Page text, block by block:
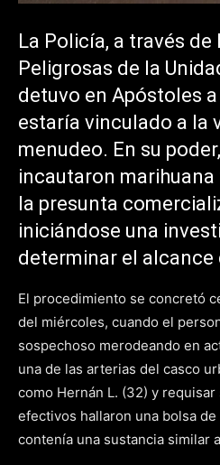
La Policía, a través de
Peligrosas de la
detuvo en Apóstoles
estaría vinculado a la
menudeo. En su
incautaron
la presunta
iniciándose una
determinar el alcance
El procedimiento se concretó
del miércoles, cuando el
sospechoso merodeando en
una de las arterias del casco
como Hernán L. (32) y
efectivos hallaron una bolsa
contenía una sustancia similar